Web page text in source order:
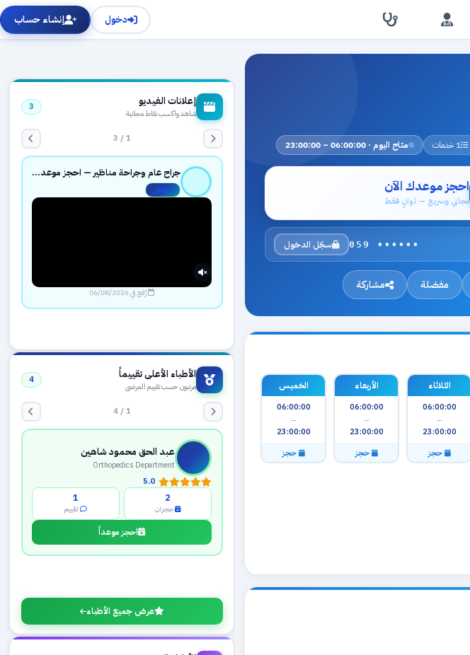
دخول إنشاء حساب
1 خدمات متاح اليوم · 06:00:00 – 23:00:00
احجز موعدك الآن
مجاني وسريع — ثوانٍ فقط
059 •••••• سجّل الدخول
مفضلة مشاركة
الثلاثاء
06:00:00
—
23:00:00
حجز
الأربعاء
06:00:00
—
23:00:00
حجز
الخميس
06:00:00
—
23:00:00
حجز
إعلانات الفيديو 3
1 / 3
جراح عام وجراحة مناظير — احجز موعدك بثقة عبر حجزك الطبي
الأطباء الأعلى تقييماً 4
1 / 4
عبد الحق محمود شاهين
5.0
حجزان تقييم
الأطباء المميزون 3